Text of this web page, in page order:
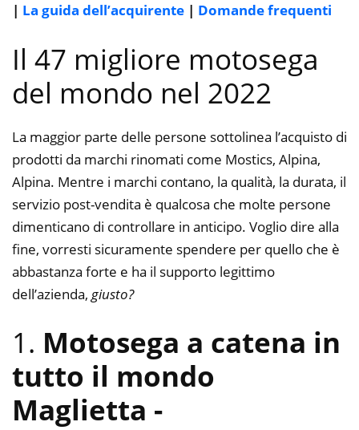
| La guida dell’acquirente | Domande frequenti
Il 47 migliore motosega
del mondo nel 2022
La maggior parte delle persone sottolinea l’acquisto di
prodotti da marchi rinomati come Mostics, Alpina,
Alpina. Mentre i marchi contano, la qualità, la durata, il
servizio post-vendita è qualcosa che molte persone
dimenticano di controllare in anticipo. Voglio dire alla
fine, vorresti sicuramente spendere per quello che è
abbastanza forte e ha il supporto legittimo
dell’azienda, giusto?
1. Motosega a catena in
tutto il mondo
Maglietta -